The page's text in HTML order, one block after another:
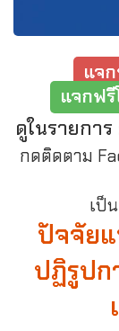
แจ
แจกฟ
ดูในรายการ
กดติดตาม
เป็
ปัจจัยแ
ปฏิรูปก